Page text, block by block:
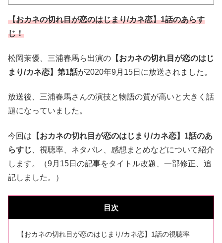
【おカネの切れ目が恋のはじまり/カネ恋】1話のあらす
じ！
松岡茉優、三浦春馬ら出演の 【おカネの切れ目が恋のはじ
まり/カネ恋】第1話が2020年9月15日に放送されました。
放送後、三浦春馬さんの演技と物語の質が高いと大きく話
題になっていました。
今回は 【おカネの切れ目が恋のはじまり/カネ恋】1話のあ
らすじ 、視聴率、ネタバレ、感想まとめなどについて紹介
します。（9月15日の記事をタイトル改題、一部修正、追
記しました。）
目次
【おカネの切れ目が恋のはじまり/カネ恋】1話の視聴率